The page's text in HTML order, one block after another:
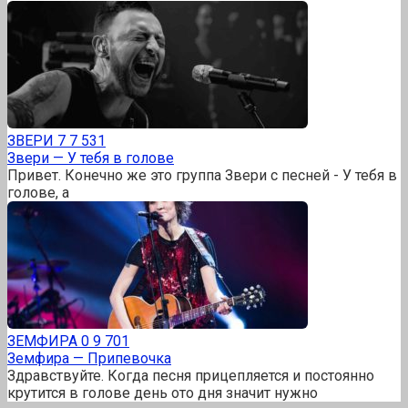
ЗВEРИ 7 7 531
Звери — У тебя в голове
Привет. Конечно же это группа Звери с песней - У тебя в
голове, а
ЗЕМФИРА 0 9 701
Земфира — Припевочка
Здравствуйте. Когда песня прицепляется и постоянно
крутится в голове день ото дня значит нужно